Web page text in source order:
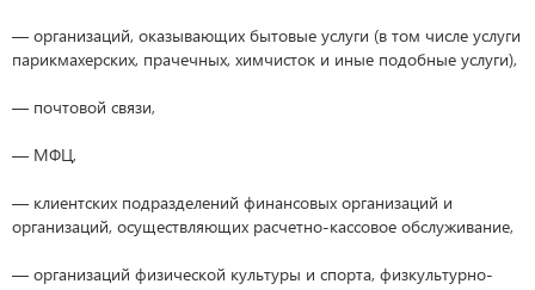
— организаций, оказывающих бытовые услуги (в том числе услуги
парикмахерских, прачечных, химчисток и иные подобные услуги),
— почтовой связи,
— МФЦ,
— клиентских подразделений финансовых организаций и
организаций, осуществляющих расчетно-кассовое обслуживание,
— организаций физической культуры и спорта, физкультурно-